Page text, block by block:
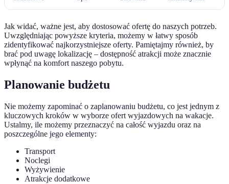
Jak widać, ważne jest, aby dostosować ofertę do naszych potrzeb.
Uwzględniając powyższe kryteria, możemy w łatwy sposób
zidentyfikować najkorzystniejsze oferty. Pamiętajmy również, by
brać pod uwagę lokalizację – dostępność atrakcji może znacznie
wpłynąć na komfort naszego pobytu.
Planowanie budżetu
Nie możemy zapominać o zaplanowaniu budżetu, co jest jednym z
kluczowych kroków w wyborze ofert wyjazdowych na wakacje.
Ustalmy, ile możemy przeznaczyć na całość wyjazdu oraz na
poszczególne jego elementy:
Transport
Noclegi
Wyżywienie
Atrakcje dodatkowe